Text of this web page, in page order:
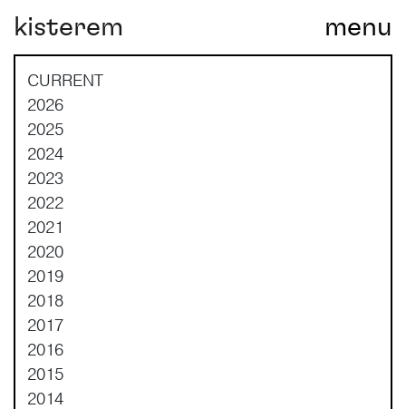
Main Navigation
kisterem menu
CURRENT
2026
2025
2024
2023
2022
2021
2020
2019
2018
2017
2016
2015
2014